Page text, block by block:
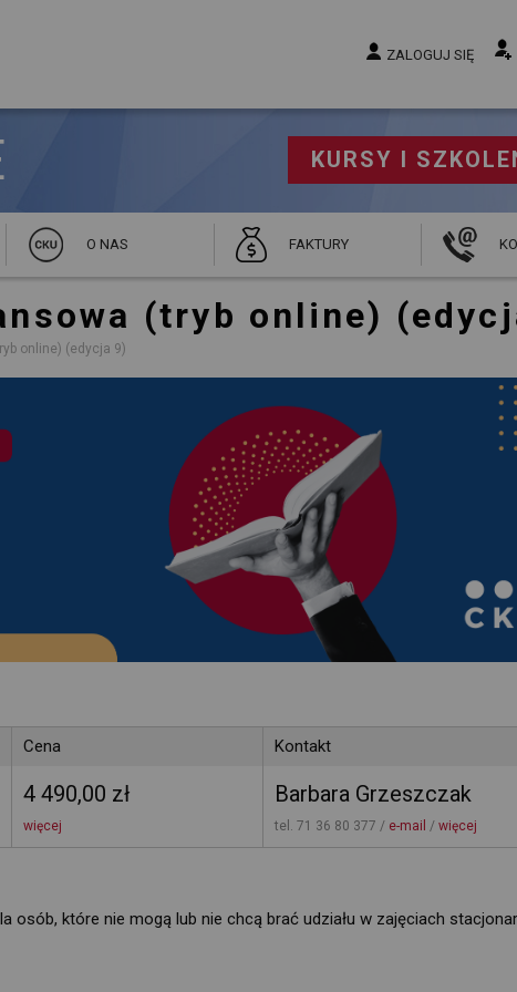
ZALOGUJ SIĘ
KURSY I
O NAS FAKTURY
(tryb online)
online) (edycja 9)
Cena
4 490,00 zł
więcej
Kontakt
Barbara Grzeszczak
tel. 71 36 80 377 / e-mail / więcej
osób, które nie mogą lub nie chcą brać udziału w zajęciach